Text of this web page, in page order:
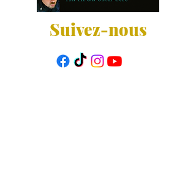
Suivez-nous